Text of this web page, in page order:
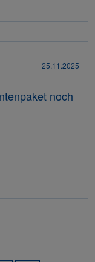
25.11.2025
noch